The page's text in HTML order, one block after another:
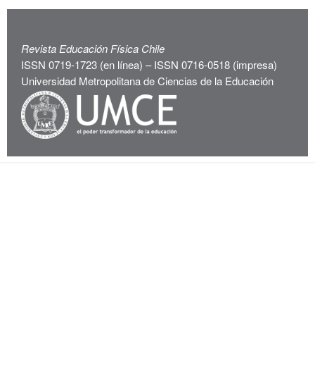
Revista Educación Física Chile
ISSN 0719-1723 (en línea) – ISSN 0716-0518 (impresa)
Universidad Metropolitana de Ciencias de la Educación